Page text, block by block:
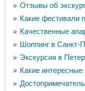
Отзывы об
Какие фестивали
Качественные
Шоппинг в Санкт-
Экскурсия в
Какие интересные